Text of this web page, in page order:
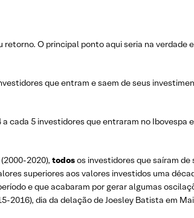
O principal ponto aqui seria na verdade
que entram e saem de seus
cada 5 investidores que entraram no Ibovespa
2020), todosos investidores que saíram
superiores aos valores investidos uma
e que acabaram por gerar algumas
dia da delação de Joesley Batista em